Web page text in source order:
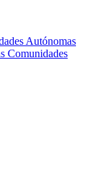
Autónomas
Comunidades